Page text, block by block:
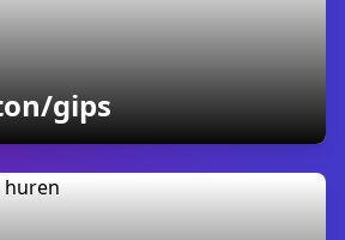
gipscontainers